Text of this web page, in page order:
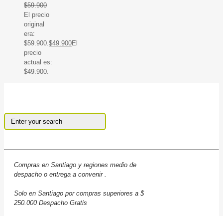
$59.900
El precio
original
era:
$59.900. $49.900El
precio
actual es:
$49.900.
Compras en Santiago y regiones medio de
despacho o entrega a convenir .
Solo en Santiago por compras superiores a $
250.000 Despacho Gratis